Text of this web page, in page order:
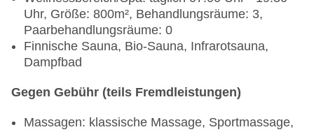
Uhr, Größe: 800m², Behandlungsräume: 3,
Paarbehandlungsräume: 0
Finnische Sauna, Bio-Sauna, Infrarotsauna,
Dampfbad
Gegen Gebühr (teils Fremdleistungen)
Massagen: klassische Massage, Sportmassage,